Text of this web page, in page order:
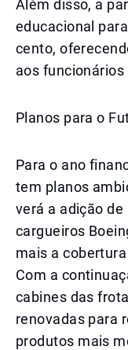
Além disso, a
educacional
cento,
aos
Planos para o
Para o ano
tem planos
verá a adição
cargueiros
mais a
Com a
cabines das
renovadas para
produtos mais